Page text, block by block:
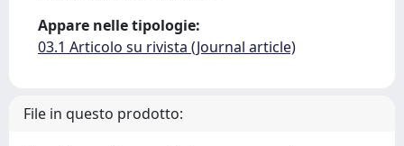
Appare nelle tipologie:
03.1 Articolo su rivista (Journal article)
File in questo prodotto: